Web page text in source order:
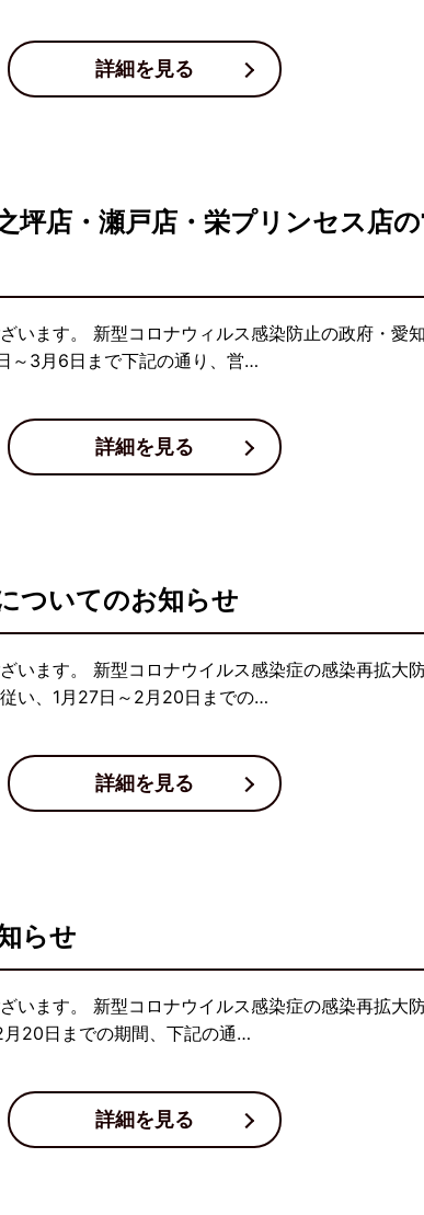
詳細を見る
坪店・瀬戸店・栄プリンセス店
います。 新型コロナウィルス感染防止の政府・愛
～3月6日まで下記の通り、営…
詳細を見る
ついてのお知らせ
います。 新型コロナウイルス感染症の感染再拡大
い、1月27日～2月20日までの…
詳細を見る
らせ
います。 新型コロナウイルス感染症の感染再拡大
20日までの期間、下記の通…
詳細を見る